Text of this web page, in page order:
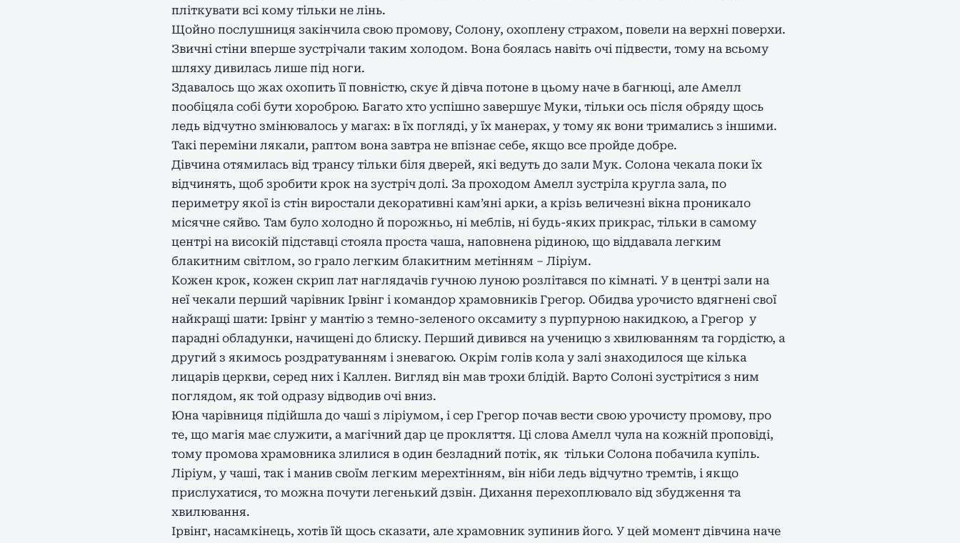
пліткувати всі кому тільки не лінь.
Щойно послушниця закінчила свою промову, Солону, охоплену страхом, повели на верхні поверхи.
Звичні стіни вперше зустрічали таким холодом. Вона боялась навіть очі підвести, тому на всьому
шляху дивилась лише під ноги.
Здавалось що жах охопить її повністю, скує й дівча потоне в цьому наче в багнюці, але Амелл
пообіцяла собі бути хороброю. Багато хто успішно завершує Муки, тільки ось після обряду щось
ледь відчутно змінювалось у магах: в їх погляді, у їх манерах, у тому як вони тримались з іншими.
Такі переміни лякали, раптом вона завтра не впізнає себе, якщо все пройде добре.
Дівчина отямилась від трансу тільки біля дверей, які ведуть до зали Мук. Солона чекала поки їх
відчинять, щоб зробити крок на зустріч долі. За проходом Амелл зустріла кругла зала, по
периметру якої із стін виростали декоративні кам’яні арки, а крізь величезні вікна проникало
місячне сяйво. Там було холодно й порожньо, ні меблів, ні будь-яких прикрас, тільки в самому
центрі на високій підставці стояла проста чаша, наповнена рідиною, що віддавала легким
блакитним світлом, зо грало легким блакитним метінням – Ліріум.
Кожен крок, кожен скрип лат наглядачів гучною луною розлітався по кімнаті. У в центрі зали на
неї чекали перший чарівник Ірвінг і командор храмовників Грегор. Обидва урочисто вдягнені свої
найкращі шати: Ірвінг у мантію з темно-зеленого оксамиту з пурпурною накидкою, а Грегор у
парадні обладунки, начищені до блиску. Перший дивився на ученицю з хвилюванням та гордістю, а
другий з якимось роздратуванням і зневагою. Окрім голів кола у залі знаходилося ще кілька
лицарів церкви, серед них і Каллен. Вигляд він мав трохи блідій. Варто Солоні зустрітися з ним
поглядом, як той одразу відводив очі вниз.
Юна чарівниця підійшла до чаші з ліріумом, і сер Грегор почав вести свою урочисту промову, про
те, що магія має служити, а магічний дар це прокляття. Ці слова Амелл чула на кожній проповіді,
тому промова храмовника злилися в один безладний потік, як тільки Солона побачила купіль.
Ліріум, у чаші, так і манив своїм легким мерехтінням, він ніби ледь відчутно тремтів, і якщо
прислухатися, то можна почути легенький дзвін. Дихання перехоплювало від збудження та
хвилювання.
Ірвінг, насамкінець, хотів їй щось сказати, але храмовник зупинив його. У цей момент дівчина наче